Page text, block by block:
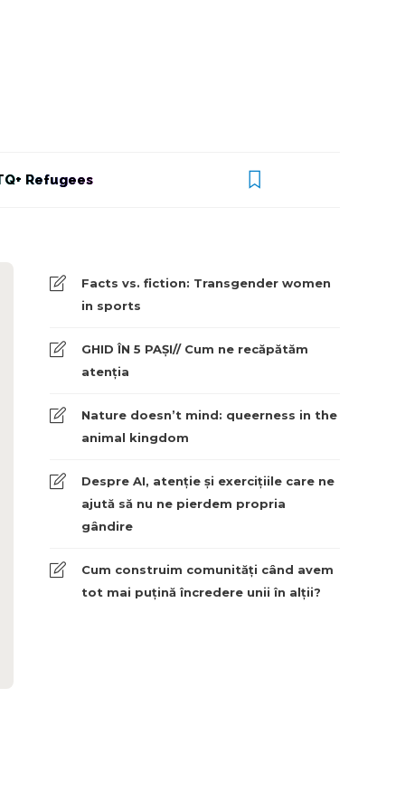
Refugees
Facts vs. fiction: Transgender women
in sports
GHID ÎN 5 PAȘI// Cum ne recăpătăm
atenția
Nature doesn’t mind: queerness in the
animal kingdom
Despre AI, atenție și exercițiile care ne
ajută să nu ne pierdem propria
gândire
Cum construim comunități când avem
tot mai puțină încredere unii în alții?